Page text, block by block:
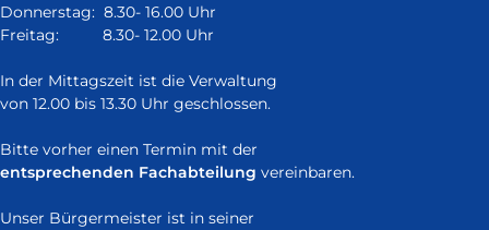
Donnerstag: 8.30- 16.00 Uhr
Freitag: 8.30- 12.00 Uhr
In der Mittagszeit ist die Verwaltung
von 12.00 bis 13.30 Uhr geschlossen.
Bitte vorher einen Termin mit der
entsprechenden Fachabteilung vereinbaren.
Unser Bürgermeister ist in seiner